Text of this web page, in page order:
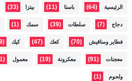
الرئيسية (64) باستا (11) بيتزا (33)
دجاج (7) سلطات (39) سمك (1)
فطاير ومناقيش (70) كعك (47) كيك (59)
معجنات (91) معكرونة (19) معمول (1)
ولحوم (1)